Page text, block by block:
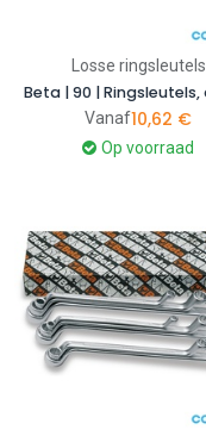
Losse ringsleutels
Vanaf10,62 €
Op voorraad